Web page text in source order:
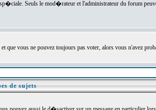
Seuls le mod�rateur et l'administrateur du forum
vous ne pouvez toujours pas voter, alors vous n'avez
de sujets